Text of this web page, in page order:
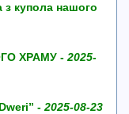
з купола нашого
ХРАМУ - 2025-
- 2025-08-23